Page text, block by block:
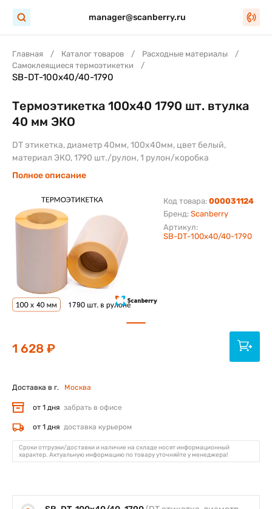
manager@scanberry.ru
Главная Каталог товаров
Расходные материалы
Самоклеящиеся термоэтикетки
SB-DT-100x40/40-1790
Бренд: Scanberry
Код товара: 000031124
Артикул:
SB-DT-100x40/40-1790
Термоэтикетка 100х40 1790 шт. втулка
40 мм ЭКО
DT этикетка, диаметр 40мм, 100х40мм, цвет белый,
материал ЭКО, 1790 шт./рулон, 1 рулон/коробка
Полное описание
1 628 ₽
Доставка в г. Москва
от 1 дня забрать в офисе
от 1 дня доставка курьером
Сроки отгрузки/доставки и наличие на складе носят информационный
характер. Актуальную информацию по товару уточняйте у менеджера!